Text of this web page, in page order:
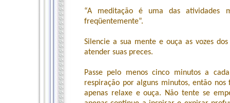
“A meditação é uma das atividades
freqüentemente”.
Silencie a sua mente e ouça as vozes
atender suas preces.
Passe pelo menos cinco minutos a
respiração por alguns minutos, então
apenas relaxe e ouça. Não tente se